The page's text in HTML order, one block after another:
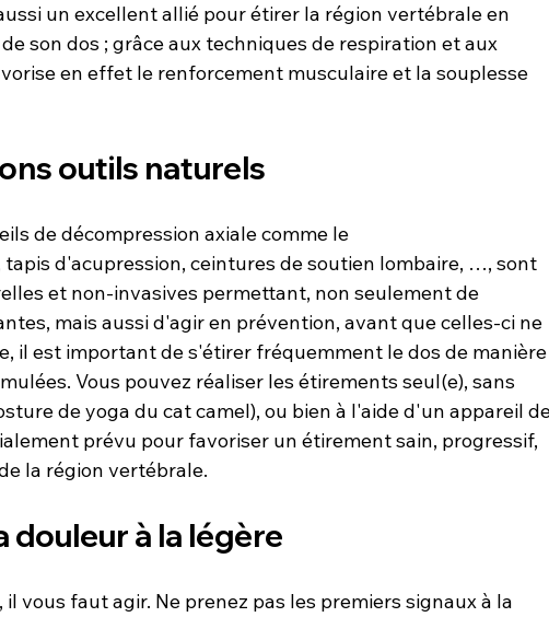
un excellent allié pour étirer la région vertébrale en
son dos ; grâce aux techniques de respiration et aux
en effet le renforcement musculaire et la souplesse
outils naturels
de décompression axiale comme le
tapis d'acupression, ceintures de soutien lombaire, …, sont
et non-invasives permettant, non seulement de
mais aussi d'agir en prévention, avant que celles-ci ne
il est important de s'étirer fréquemment le dos de
Vous pouvez réaliser les étirements seul(e), sans
de yoga du cat camel), ou bien à l'aide d'un appareil
prévu pour favoriser un étirement sain, progressif,
douleur à la légère
vous faut agir. Ne prenez pas les premiers signaux à la